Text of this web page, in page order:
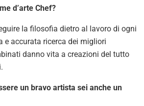
d’arte Chef?
la filosofia dietro al lavoro di ogni
accurata ricerca dei migliori
danno vita a creazioni del tutto
un bravo artista sei anche un